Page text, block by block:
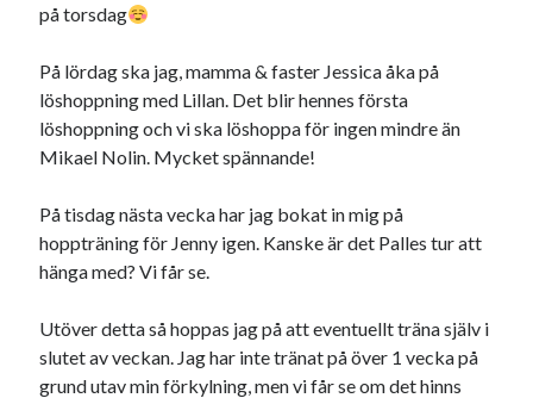
på torsdag
På lördag ska jag, mamma & faster Jessica åka på
löshoppning med Lillan. Det blir hennes första
löshoppning och vi ska löshoppa för ingen mindre än
Mikael Nolin. Mycket spännande!
På tisdag nästa vecka har jag bokat in mig på
hoppträning för Jenny igen. Kanske är det Palles tur att
hänga med? Vi får se.
Utöver detta så hoppas jag på att eventuellt träna själv i
slutet av veckan. Jag har inte tränat på över 1 vecka på
grund utav min förkylning, men vi får se om det hinns